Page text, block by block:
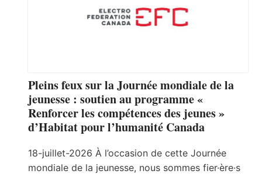
Pleins feux sur la Journée mondiale de la
jeunesse : soutien au programme «
Renforcer les compétences des jeunes »
d’Habitat pour l’humanité Canada
18-juillet-2026 À l’occasion de cette Journée
mondiale de la jeunesse, nous sommes fier·ère·s